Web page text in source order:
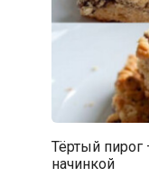
Тёртый пирог
начинкой